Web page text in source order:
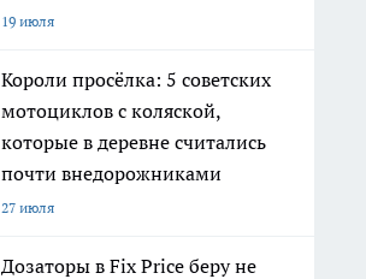
19 июля
Короли просёлка: 5 советских
мотоциклов с коляской,
которые в деревне считались
почти внедорожниками
27 июля
Дозаторы в Fix Price беру не